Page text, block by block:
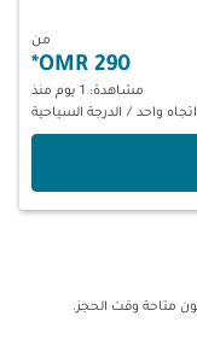
من
290 OMR
*
مشاهدة: 1 يوم منذ
اتجاه واحد / الدرجة السياحية